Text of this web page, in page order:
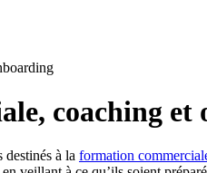
coaching et
destinés à la formation